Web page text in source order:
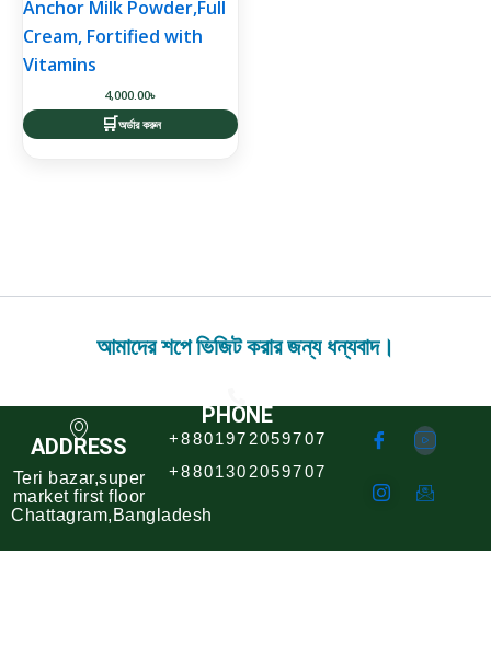
Anchor Milk Powder,Full
Cream, Fortified with
Vitamins
4,000.00৳
অর্ডার করুন
আমাদের শপে ভিজিট করার জন্য ধন্যবাদ।
ADDRESS
Teri bazar,super
market first floor
Chattagram,Bangladesh
PHONE
+8801972059707
+8801302059707